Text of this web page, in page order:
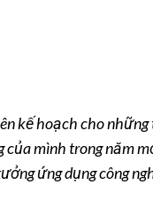
kế hoạch cho
của mình trong năm
ứng dụng công